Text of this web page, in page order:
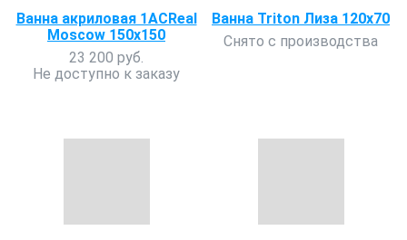
Ванна акриловая 1ACReal
Moscow 150х150
23 200 руб.
Не доступно к заказу
Ванна Triton Лиза 120х70
Снято с производства